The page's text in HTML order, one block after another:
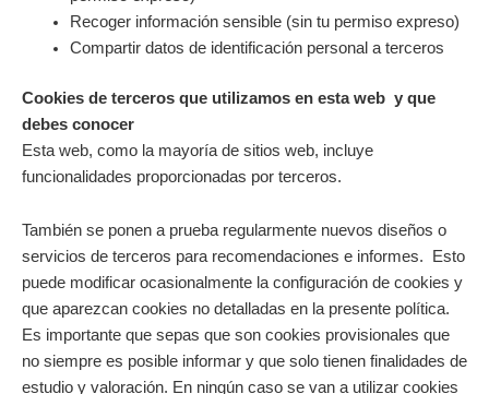
Recoger información sensible (sin tu permiso expreso)
Compartir datos de identificación personal a terceros
Cookies de terceros que utilizamos en esta web y que
debes conocer
Esta web, como la mayoría de sitios web, incluye
funcionalidades proporcionadas por terceros.
También se ponen a prueba regularmente nuevos diseños o
servicios de terceros para recomendaciones e informes. Esto
puede modificar ocasionalmente la configuración de cookies y
que aparezcan cookies no detalladas en la presente política.
Es importante que sepas que son cookies provisionales que
no siempre es posible informar y que solo tienen finalidades de
estudio y valoración. En ningún caso se van a utilizar cookies